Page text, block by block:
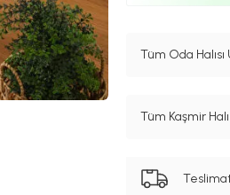
Tüm Oda
Tüm Kaşmir